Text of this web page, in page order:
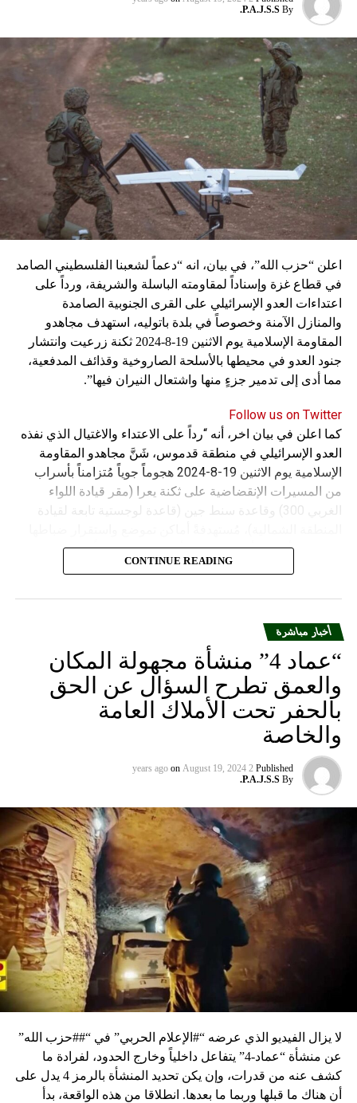
نسبه الحزب الى إسرائيل”.
By
P.A.J.S.S.
اعلن “حزب الله”، في بيان، انه “دعماً لشعبنا الفلسطيني الصامد
في قطاع غزة وإسناداً لمقاومته الباسلة ‌‏‌‏‌والشريفة، ورداً على
اعتداءات العدو الإسرائيلي على القرى الجنوبية الصامدة
والمنازل الآمنة وخصوصاً في بلدة باتوليه، استهدف مجاهدو
المقاومة الإسلامية يوم الاثنين 19-8-2024 ثكنة زرعيت وانتشار
جنود العدو في محيطها بالأسلحة الصاروخية وقذائف المدفعية،
مما أدى إلى تدمير جزءٍ منها واشتعال النيران فيها”.
Follow us on Twitter
كما اعلن في بيان اخر، أنه “رداً على الاعتداء والاغتيال الذي نفذه
العدو الإسرائيلي في منطقة قدموس، شَنَّ مجاهدو المقاومة
الإسلامية يوم الاثنين 19-8-2024 هجوماً جوياً مُتزامناً بأسراب
من المسيرات الإنقضاضية على ثكنة يعرا (مقر قيادة اللواء
الغربي 300) وقاعدة سنط جين (قاعدة لوجستية تابعة لقيادة
وجنودها وأصابت أهدافها بدقة وأوقعت فيهم عدداً من القتلى
CONTINUE READING
أخبار مباشرة
“عماد 4” منشأة مجهولة المكان
والعمق تطرح السؤال عن الحق
بالحفر تحت الأملاك العامة
والخاصة
Published
2 years ago
on August 19, 2024
By
P.A.J.S.S.
لا يزال الفيديو الذي عرضه “#الإعلام الحربي” في “##حزب الله”
عن منشأة “عماد-4” يتفاعل داخلياً وخارج الحدود، لفرادة ما
كشف عنه من قدرات، وإن يكن تحديد المنشأة بالرمز 4 يدل على
أن هناك ما قبلها وربما ما بعدها. انطلاقا من هذه الواقعة، بدأ